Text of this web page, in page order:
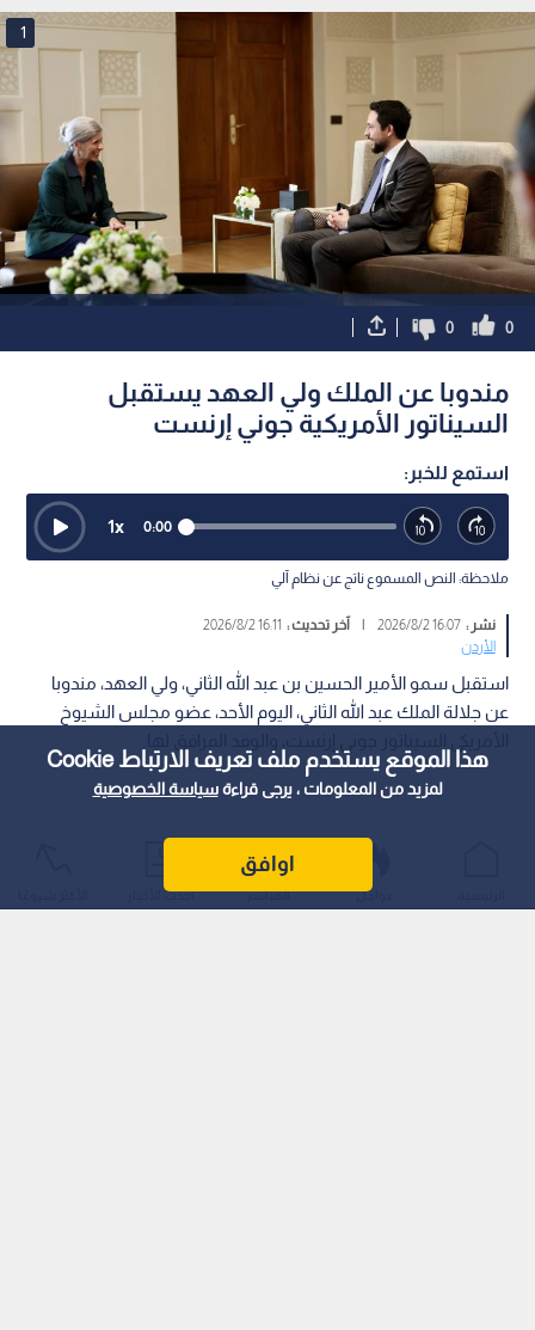
هذا الموقع يستخدم ملف تعريف الارتباط Cookie
لمزيد من المعلومات ، يرجى قراءةسياسة الخصوصية
اوافق
1
0
0
مندوبا عن الملك ولي العهد يستقبل
السيناتور الأمريكية جوني إرنست
استمع للخبر:
0:00
1x
ملاحظة: النص المسموع ناتج عن نظام آلي
نشر :16:07 2026/8/2
| آخر تحديث : 16:11 2026/8/2
الأردن
استقبل سمو الأمير الحسين بن عبد الله الثاني، ولي العهد، مندوبا
عن جلالة الملك عبد الله الثاني، اليوم الأحد، عضو مجلس الشيوخ
عواجل المباشر أحدث الأخبار